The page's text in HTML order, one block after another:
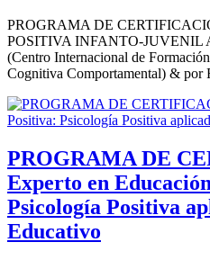
PROGRAMA DE
POSITIVA INFANTO-JUVENIL
(Centro Internacional de
Cognitiva Comportamental) &
PROGRAMA DE
Experto en
Psicología Positiva
Educativo